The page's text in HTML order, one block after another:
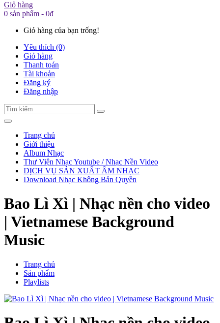
Giỏ hàng
0 sản phẩm - 0đ
Giỏ hàng của bạn trống!
Yêu thích (0)
Giỏ hàng
Thanh toán
Tài khoản
Đăng ký
Đăng nhập
Trang chủ
Giới thiệu
Album Nhạc
Thư Viện Nhạc Youtube / Nhạc Nền Video
DỊCH VỤ SẢN XUẤT ÂM NHẠC
Download Nhạc Không Bản Quyền
Bao Lì Xì | Nhạc nền cho video
| Vietnamese Background
Music
Trang chủ
Sản phẩm
Playlists